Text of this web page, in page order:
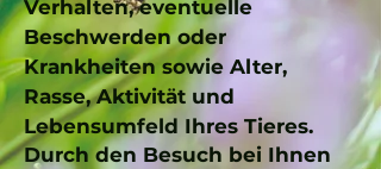
Verhalten, eventuelle
Beschwerden oder
Krankheiten sowie Alter,
Rasse, Aktivität und
Lebensumfeld Ihres Tieres.
Durch den Besuch bei Ihnen